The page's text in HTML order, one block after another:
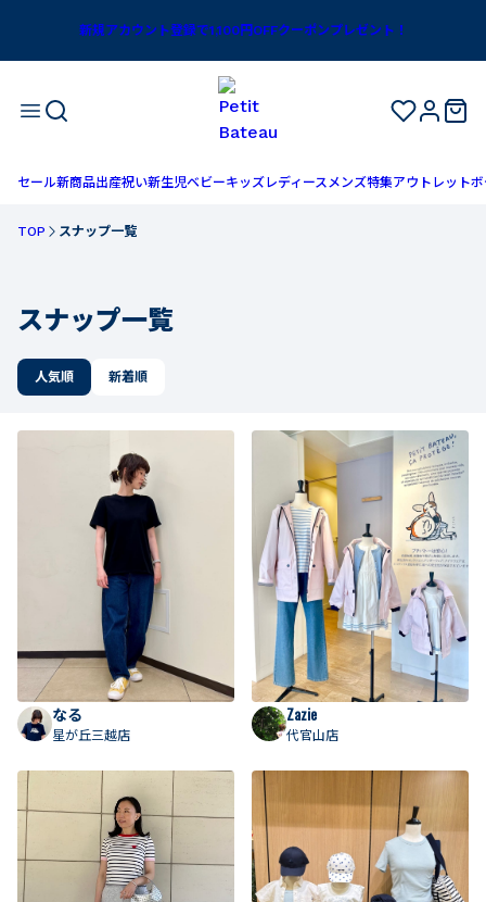
新規アカウント登録で1,100円OFFクーポンプレゼント！
セール新商品出産祝い新生児ベビーキッズ レディースメンズ特集アウトレットボ
TOP スナップ一覧
スナップ一覧
人気順 新着順
なる
星が丘三越店
Zazie
代官山店